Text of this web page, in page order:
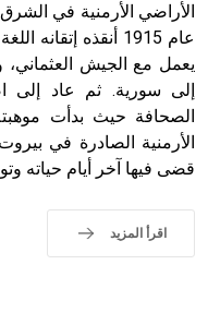
الأراضي الأرمنية في
عام 1915 أنقذه
يعمل مع الجيش العثماني،
الصحافة حيث بدأت
قضى فيها آخر أيام حياته
اقرأ المزيد